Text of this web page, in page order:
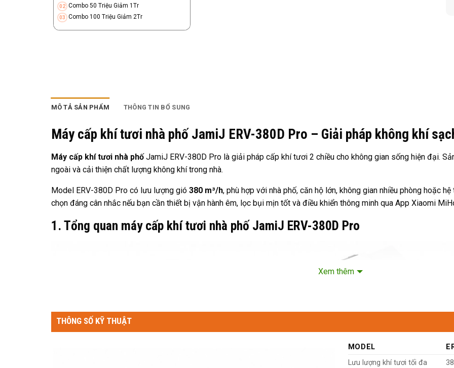
Combo 50 Triệu Giảm 1Tr
Combo 100 Triệu Giảm 2Tr
MÔ TẢ SẢN PHẨM THÔNG TIN BỔ SUNG
Máy cấp khí tươi nhà phố JamiJ ERV-380D Pro – Giải pháp không khí
Máy cấp khí tươi nhà phốJamiJ ERV-380D Pro là giải pháp cấp khí tươi 2 chiều cho không gian sống hiện đại.
ngoài và cải thiện chất lượng không khí trong nhà.
Model ERV-380D Pro có lưu lượng gió 380 m³/h, phù hợp với nhà phố, căn hộ lớn, không gian nhiều phòng hoặc
chọn đáng cân nhắc nếu bạn cần thiết bị vận hành êm, lọc bụi mịn tốt và điều khiển thông minh qua App Xiaomi
1. Tổng quan máy cấp khí tươi nhà phố JamiJ ERV-380D Pro
Xem thêm
THÔNG SỐ KỸ THUẬT
MODEL
Lưu lượng khí tươi tối đa